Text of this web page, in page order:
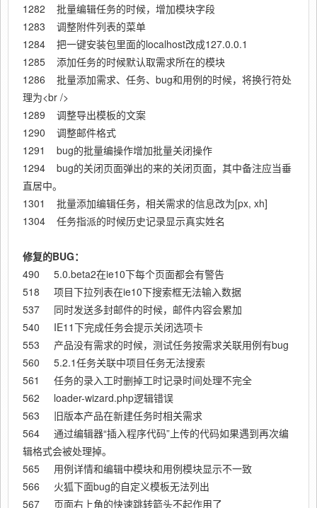
1282 批量编辑任务的时候，增加模块字段
1283 调整附件列表的菜单
1284 把一键安装包里面的localhost改成127.0.0.1
1285 添加任务的时候默认取需求所在的模块
1286 批量添加需求、任务、bug和用例的时候，将换行符处
理为<br />
1289 调整导出模板的文案
1290 调整邮件格式
1291 bug的批量编操作增加批量关闭操作
1294 bug的关闭页面弹出的来的关闭页面，其中备注应当垂
直居中。
1301 批量添加编辑任务，相关需求的信息改为[px, xh]
1304 任务指派的时候历史记录显示真实姓名
修复的BUG：
490 5.0.beta2在ie10下每个页面都会有警告
518 项目下拉列表在ie10下搜索框无法输入数据
537 同时发送多封邮件的时候，邮件内容会累加
540 IE11下完成任务会提示关闭选项卡
553 产品没有需求的时候，测试任务按需求关联用例有bug
560 5.2.1任务关联中项目任务无法搜索
561 任务的录入工时删掉工时记录时间处理不完全
562 loader-wizard.php逻辑错误
563 旧版本产品在新建任务时相关需求
564 通过编辑器“插入程序代码”上传的代码如果遇到再次编
辑格式会被处理掉。
565 用例详情和编辑中模块和用例模块显示不一致
566 火狐下面bug的自定义模板无法列出
567 页面右上角的快速跳转箭头不起作用了